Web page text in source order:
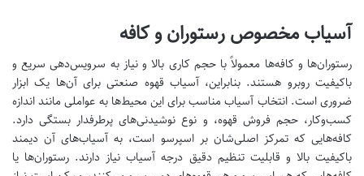
آسیاب مخصوص رستوران و کافه
رستوران‌ها و کافه‌ها معمولاً با حجم کاری بالا و نیاز به سرویس‌دهی سریع و
باکیفیت روبرو هستند. بنابراین، آسیاب قهوه صنعتی برای آن‌ها یک ابزار
ضروری است. انتخاب آسیاب مناسب برای این محیط‌ها به عواملی مانند اندازه
کسب‌وکار، حجم فروش قهوه، و نوع نوشیدنی‌های پرطرفدار بستگی دارد.
کافه‌هایی که تمرکز اصلی‌شان بر اسپرسو است، به آسیاب‌های آن دیمند
باکیفیت بالا و قابلیت تنظیم دقیق درجه آسیاب نیاز دارند. رستوران‌ها یا